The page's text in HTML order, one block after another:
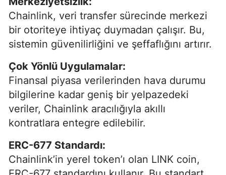
Chainlink, veri transfer sürecinde merkezi
bir otoriteye ihtiyaç duymadan çalışır. Bu,
sistemin güvenilirliğini ve şeffaflığını artırır.
Çok Yönlü Uygulamalar:
Finansal piyasa verilerinden hava durumu
bilgilerine kadar geniş bir yelpazedeki
veriler, Chainlink aracılığıyla akıllı
kontratlara entegre edilebilir.
ERC-677 Standardı:
Chainlink’in yerel token’ı olan LINK coin,